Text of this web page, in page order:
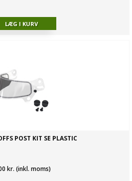
POST KIT SE PLASTIC
kr. (inkl. moms)